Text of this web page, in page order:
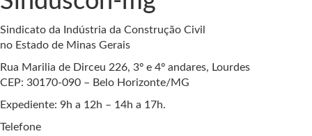
Sindicato da Indústria da Construção Civil
no Estado de Minas Gerais
Rua Marilia de Dirceu 226, 3º e 4º andares, Lourdes
CEP: 30170-090 – Belo Horizonte/MG
Expediente: 9h a 12h – 14h a 17h.
Telefone